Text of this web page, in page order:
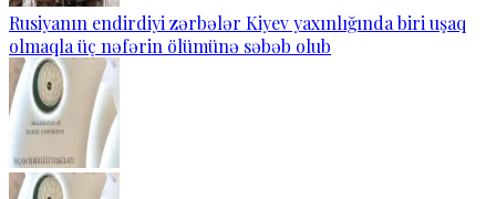
Rusiyanın endirdiyi zərbələr Kiyev yaxınlığında biri uşaq
olmaqla üç nəfərin ölümünə səbəb olub